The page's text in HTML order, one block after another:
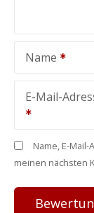
Name
E-Mail-
Name, E-
meinen nächsten